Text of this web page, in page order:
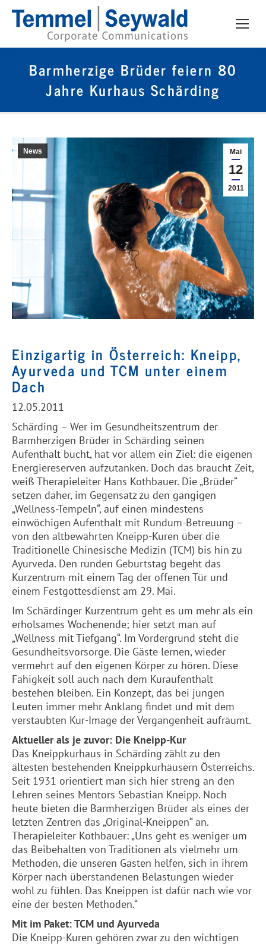
Barmherzige Brüder feiern 80
Jahre Kurhaus Schärding
Mai
12
2011
News
Einzigartig in Österreich: Kneipp,
Ayurveda und TCM unter einem
Dach
12.05.2011
Schärding – Wer im Gesundheitszentrum der
Barmherzigen Brüder in Schärding seinen
Aufenthalt bucht, hat vor allem ein Ziel: die eigenen
Energiereserven aufzutanken. Doch das braucht Zeit,
weiß Therapieleiter Hans Kothbauer. Die „Brüder“
setzen daher, im Gegensatz zu den gängigen
„Wellness-Tempeln“, auf einen mindestens
einwöchigen Aufenthalt mit Rundum-Betreuung –
von den altbewährten Kneipp-Kuren über die
Traditionelle Chinesische Medizin (TCM) bis hin zu
Ayurveda. Den runden Geburtstag begeht das
Kurzentrum mit einem Tag der offenen Tür und
einem Festgottesdienst am 29. Mai.
Im Schärdinger Kurzentrum geht es um mehr als ein
erholsames Wochenende; hier setzt man auf
„Wellness mit Tiefgang“. Im Vordergrund steht die
Gesundheitsvorsorge. Die Gäste lernen, wieder
vermehrt auf den eigenen Körper zu hören. Diese
Fähigkeit soll auch nach dem Kuraufenthalt
bestehen bleiben. Ein Konzept, das bei jungen
Leuten immer mehr Anklang findet und mit dem
verstaubten Kur-Image der Vergangenheit aufräumt.
Aktueller als je zuvor: Die Kneipp-Kur
Das Kneippkurhaus in Schärding zählt zu den
ältesten bestehenden Kneippkurhäusern Österreichs.
Seit 1931 orientiert man sich hier streng an den
Lehren seines Mentors Sebastian Kneipp. Noch
heute bieten die Barmherzigen Brüder als eines der
letzten Zentren das „Original-Kneippen“ an.
Therapieleiter Kothbauer: „Uns geht es weniger um
das Beibehalten von Traditionen als vielmehr um
Methoden, die unseren Gästen helfen, sich in ihrem
Körper nach überstandenen Belastungen wieder
wohl zu fühlen. Das Kneippen ist dafür nach wie vor
eine der besten Methoden.“
Mit im Paket: TCM und Ayurveda
Die Kneipp-Kuren gehören zwar zu den wichtigen